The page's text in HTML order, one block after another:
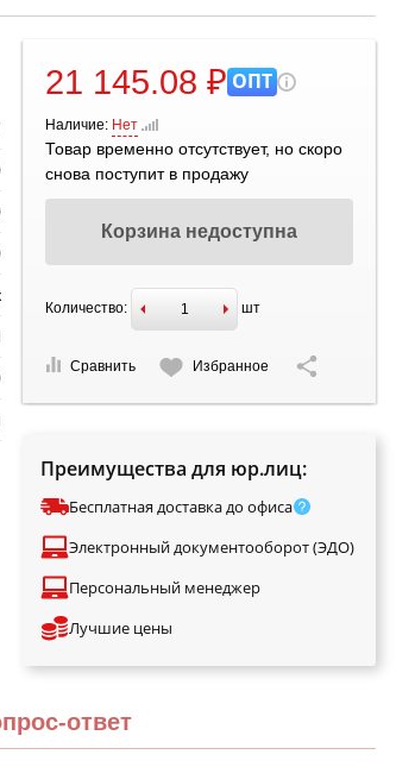
21 145.08 ₽ ОПТ
Наличие: Нет
Товар временно отсутствует, но скоро
снова поступит в продажу
Корзина недоступна
Количество: шт
Сравнить Избранное
Преимущества для юр.лиц:
Бесплатная доставка до офиса
Электронный документооборот (ЭДО)
Персональный менеджер
Лучшие цены
ответ